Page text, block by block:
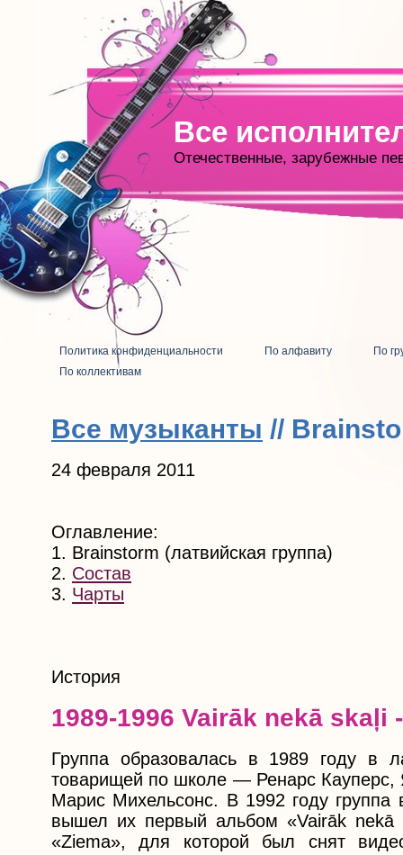
Все
Отечественные, зарубежные
Политика конфиденциальности По алфавиту
По
По коллективам
Все музыканты //
24 февраля 2011
Оглавление:
1. Brainstorm (латвийская группа)
2. Состав
3. Чарты
История
1989-1996 Vairāk nekā skaļi
Группа образовалась в 1989 году в
товарищей по школе — Ренарс
Марис Михельсонс. В 1992 году
вышел их первый альбом «Vairāk nekā
«Ziema», для которой был снят